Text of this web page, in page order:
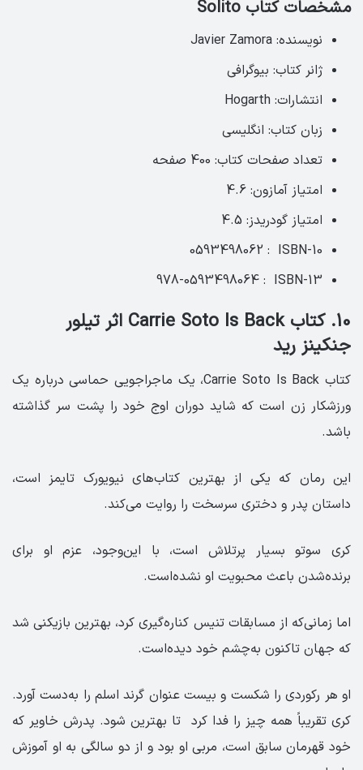
مشخصات کتاب Solito‏ ‏ ‏ ‏
نویسنده: Javier Zamora
ژانر کتاب: بیوگرافی
انتشارات: Hogarth
زبان کتاب: انگلیسی‏
تعداد صفحات کتاب: 400 صفحه ‏
امتیاز آمازون: 4.6‏
امتیاز گودریدز: 4.5
ISBN-10 ‏ : ‎ 0593498062
ISBN-13 ‏ : ‎ 978-0593498064
10. کتاب Carrie Soto Is Back اثر تیلور
جنکینز رید
کتاب Carrie Soto Is Back‏، یک ماجراجویی حماسی درباره یک
ورزشکار زن است که شاید دوران اوج خود را پشت سر گذاشته
باشد.
این رمان که یکی از بهترین کتاب‌های نیویورک تایمز است،
داستان پدر و دختری سرسخت را روایت می‌کند.
کری سوتو بسیار پرتلاش است، با این‌وجود، عزم او برای
برنده‌شدن باعث محبویت او نشده‌است.
اما زمانی‌که از مسابقات تنیس کناره‌گیری کرد، بهترین بازیکنی شد
که جهان تاکنون به‌چشم خود دیده‌است.
او هر رکوردی را شکست و بیست عنوان گرند اسلم را به‌دست آورد.
کری تقریباً همه چیز را فدا کرد تا بهترین شود. پدرش خاویر که
خود قهرمان سابق است، مربی او بود و از دو سالگی به او آموزش